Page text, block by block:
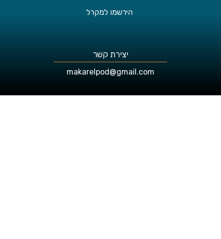
הירשמו למקרל
יצירת קשר
makarelpod@gmail.com